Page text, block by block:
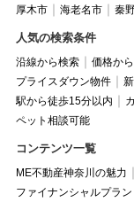
厚木市 海老名市 秦
人気の検索条件
沿線から検索 価格か
プライスダウン物件
駅から徒歩15分以内
ペット相談可能
コンテンツ一覧
ME不動産神奈川の魅力
ファイナンシャルプラン